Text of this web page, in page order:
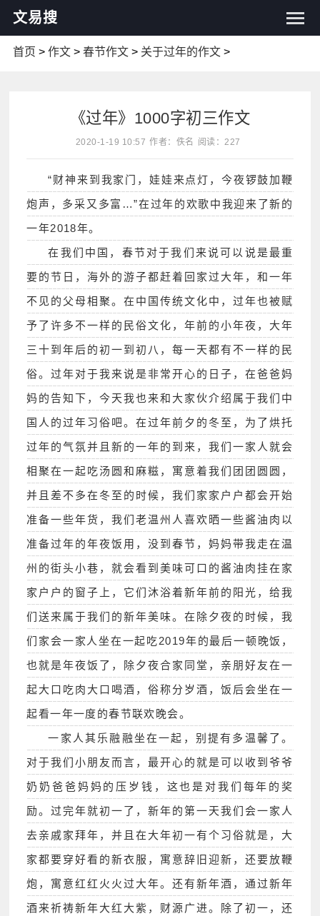
文易搜
首页 > 作文> 春节作文> 关于过年的作文>
《过年》1000字初三作文
2020-1-19 10:57 作者：佚名 阅读：227
“财神来到我家门，娃娃来点灯，今夜锣鼓加鞭
炮声，多采又多富…”在过年的欢歌中我迎来了新的
一年2018年。
在我们中国，春节对于我们来说可以说是最重
要的节日，海外的游子都赶着回家过大年，和一年
不见的父母相聚。在中国传统文化中，过年也被赋
予了许多不一样的民俗文化，年前的小年夜，大年
三十到年后的初一到初八，每一天都有不一样的民
俗。过年对于我来说是非常开心的日子，在爸爸妈
妈的告知下，今天我也来和大家伙介绍属于我们中
国人的过年习俗吧。在过年前夕的冬至，为了烘托
过年的气氛并且新的一年的到来，我们一家人就会
相聚在一起吃汤圆和麻糍，寓意着我们团团圆圆，
并且差不多在冬至的时候，我们家家户户都会开始
准备一些年货，我们老温州人喜欢晒一些酱油肉以
准备过年的年夜饭用，没到春节，妈妈带我走在温
州的街头小巷，就会看到美味可口的酱油肉挂在家
家户户的窗子上，它们沐浴着新年前的阳光，给我
们送来属于我们的新年美味。在除夕夜的时候，我
们家会一家人坐在一起吃2019年的最后一顿晚饭，
也就是年夜饭了，除夕夜合家同堂，亲朋好友在一
起大口吃肉大口喝酒，俗称分岁酒，饭后会坐在一
起看一年一度的春节联欢晚会。
一家人其乐融融坐在一起，别提有多温馨了。
对于我们小朋友而言，最开心的就是可以收到爷爷
奶奶爸爸妈妈的压岁钱，这也是对我们每年的奖
励。过完年就初一了，新年的第一天我们会一家人
去亲戚家拜年，并且在大年初一有个习俗就是，大
家都要穿好看的新衣服，寓意辞旧迎新，还要放鞭
炮，寓意红红火火过大年。还有新年酒，通过新年
酒来祈祷新年大红大紫，财源广进。除了初一，还